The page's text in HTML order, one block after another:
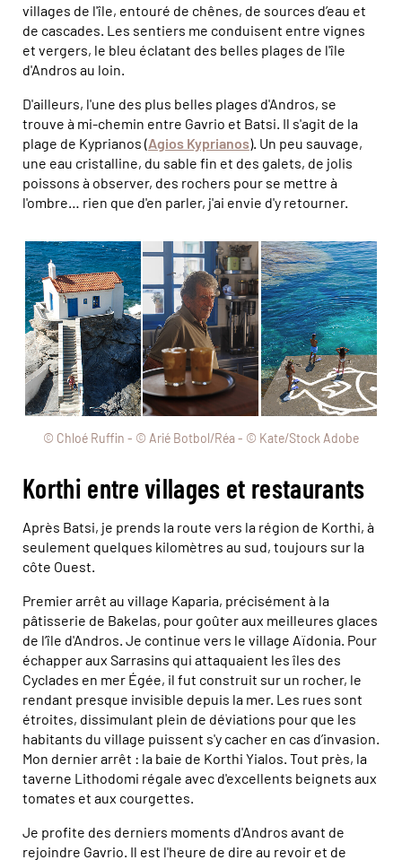
villages de l'île, entouré de chênes, de sources d’eau et
de cascades. Les sentiers me conduisent entre vignes
et vergers, le bleu éclatant des belles plages de l'île
d'Andros au loin.
D'ailleurs, l'une des plus belles plages d'Andros, se
trouve à mi-chemin entre Gavrio et Batsi. Il s'agit de la
plage de Kyprianos (Agios Kyprianos). Un peu sauvage,
une eau cristalline, du sable fin et des galets, de jolis
poissons à observer, des rochers pour se mettre à
l'ombre… rien que d'en parler, j'ai envie d'y retourner.
© Chloé Ruffin - © Arié Botbol/Réa - © Kate/Stock Adobe
Korthi entre villages et restaurants
Après Batsi, je prends la route vers la région de Korthi, à
seulement quelques kilomètres au sud, toujours sur la
côte Ouest.
Premier arrêt au village Kaparia, précisément à la
pâtisserie de Bakelas, pour goûter aux meilleures glaces
de l’île d'Andros. Je continue vers le village Aïdonia. Pour
échapper aux Sarrasins qui attaquaient les îles des
Cyclades en mer Égée, il fut construit sur un rocher, le
rendant presque invisible depuis la mer. Les rues sont
étroites, dissimulant plein de déviations pour que les
habitants du village puissent s'y cacher en cas d’invasion.
Mon dernier arrêt : la baie de Korthi Yialos. Tout près, la
taverne Lithodomi régale avec d'excellents beignets aux
tomates et aux courgettes.
Je profite des derniers moments d'Andros avant de
rejoindre Gavrio. Il est l'heure de dire au revoir et de